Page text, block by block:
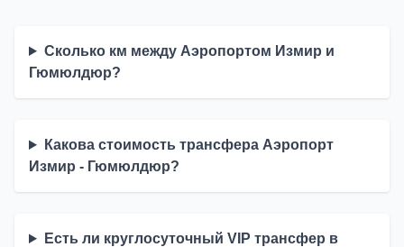
Сколько км между Аэропортом Измир и
Гюмюлдюр?
Какова стоимость трансфера Аэропорт
Измир - Гюмюлдюр?
Есть ли круглосуточный VIP трансфер в